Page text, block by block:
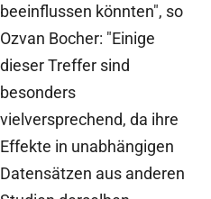
beeinflussen könnten", so
Ozvan Bocher: "Einige
dieser Treffer sind
besonders
vielversprechend, da ihre
Effekte in unabhängigen
Datensätzen aus anderen